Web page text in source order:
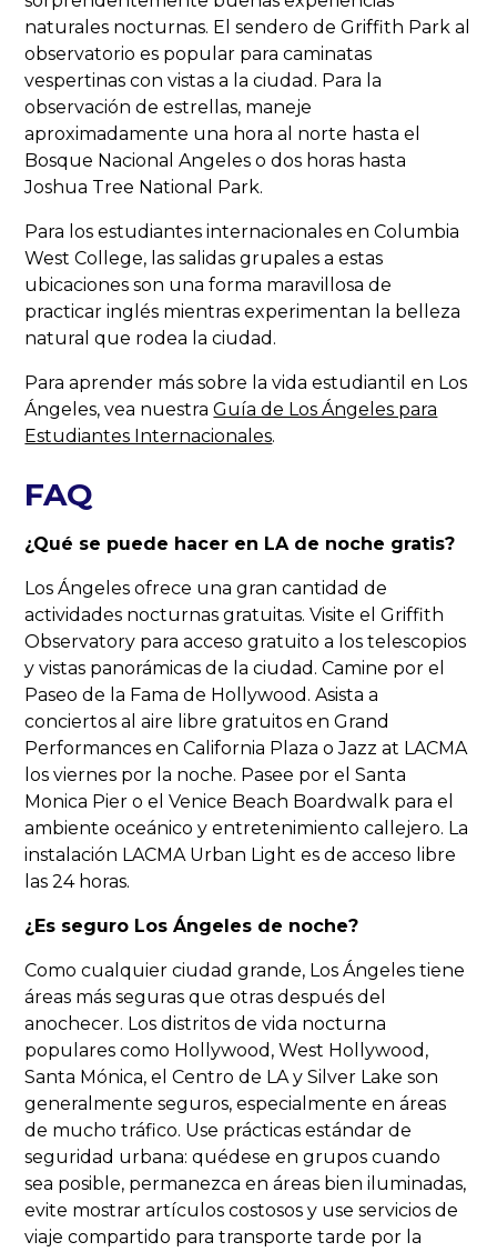
naturales nocturnas. El sendero de Griffith Park al
observatorio es popular para caminatas
vespertinas con vistas a la ciudad. Para la
observación de estrellas, maneje
aproximadamente una hora al norte hasta el
Bosque Nacional Angeles o dos horas hasta
Joshua Tree National Park.
Para los estudiantes internacionales en Columbia
West College, las salidas grupales a estas
ubicaciones son una forma maravillosa de
practicar inglés mientras experimentan la belleza
natural que rodea la ciudad.
Para aprender más sobre la vida estudiantil en Los
Ángeles, vea nuestraGuía de Los Ángeles para
Estudiantes Internacionales.
FAQ
¿Qué se puede hacer en LA de noche gratis?
Los Ángeles ofrece una gran cantidad de
actividades nocturnas gratuitas. Visite el Griffith
Observatory para acceso gratuito a los telescopios
y vistas panorámicas de la ciudad. Camine por el
Paseo de la Fama de Hollywood. Asista a
conciertos al aire libre gratuitos en Grand
Performances en California Plaza o Jazz at LACMA
los viernes por la noche. Pasee por el Santa
Monica Pier o el Venice Beach Boardwalk para el
ambiente oceánico y entretenimiento callejero. La
instalación LACMA Urban Light es de acceso libre
las 24 horas.
¿Es seguro Los Ángeles de noche?
Como cualquier ciudad grande, Los Ángeles tiene
áreas más seguras que otras después del
anochecer. Los distritos de vida nocturna
populares como Hollywood, West Hollywood,
Santa Mónica, el Centro de LA y Silver Lake son
generalmente seguros, especialmente en áreas
de mucho tráfico. Use prácticas estándar de
seguridad urbana: quédese en grupos cuando
sea posible, permanezca en áreas bien iluminadas,
evite mostrar artículos costosos y use servicios de
viaje compartido para transporte tarde por la